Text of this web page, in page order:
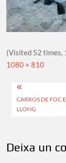
(Visited 52 times,
Full
1080 × 810
Navegació
CARROS DE FOC
LLONG
Deixa un